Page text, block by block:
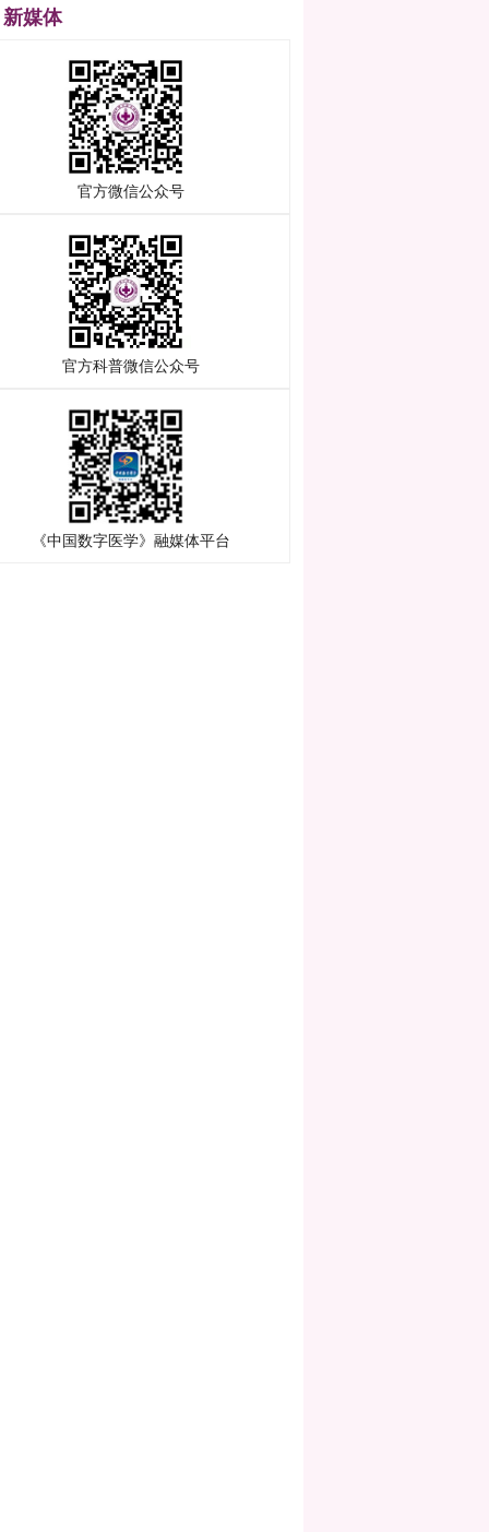
官方微信公众号
官方科普微信公众号
《中国数字医学》融媒体平台